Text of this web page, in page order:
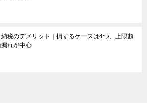
税のデメリット｜損するケースは4つ、上限超
漏れが中心